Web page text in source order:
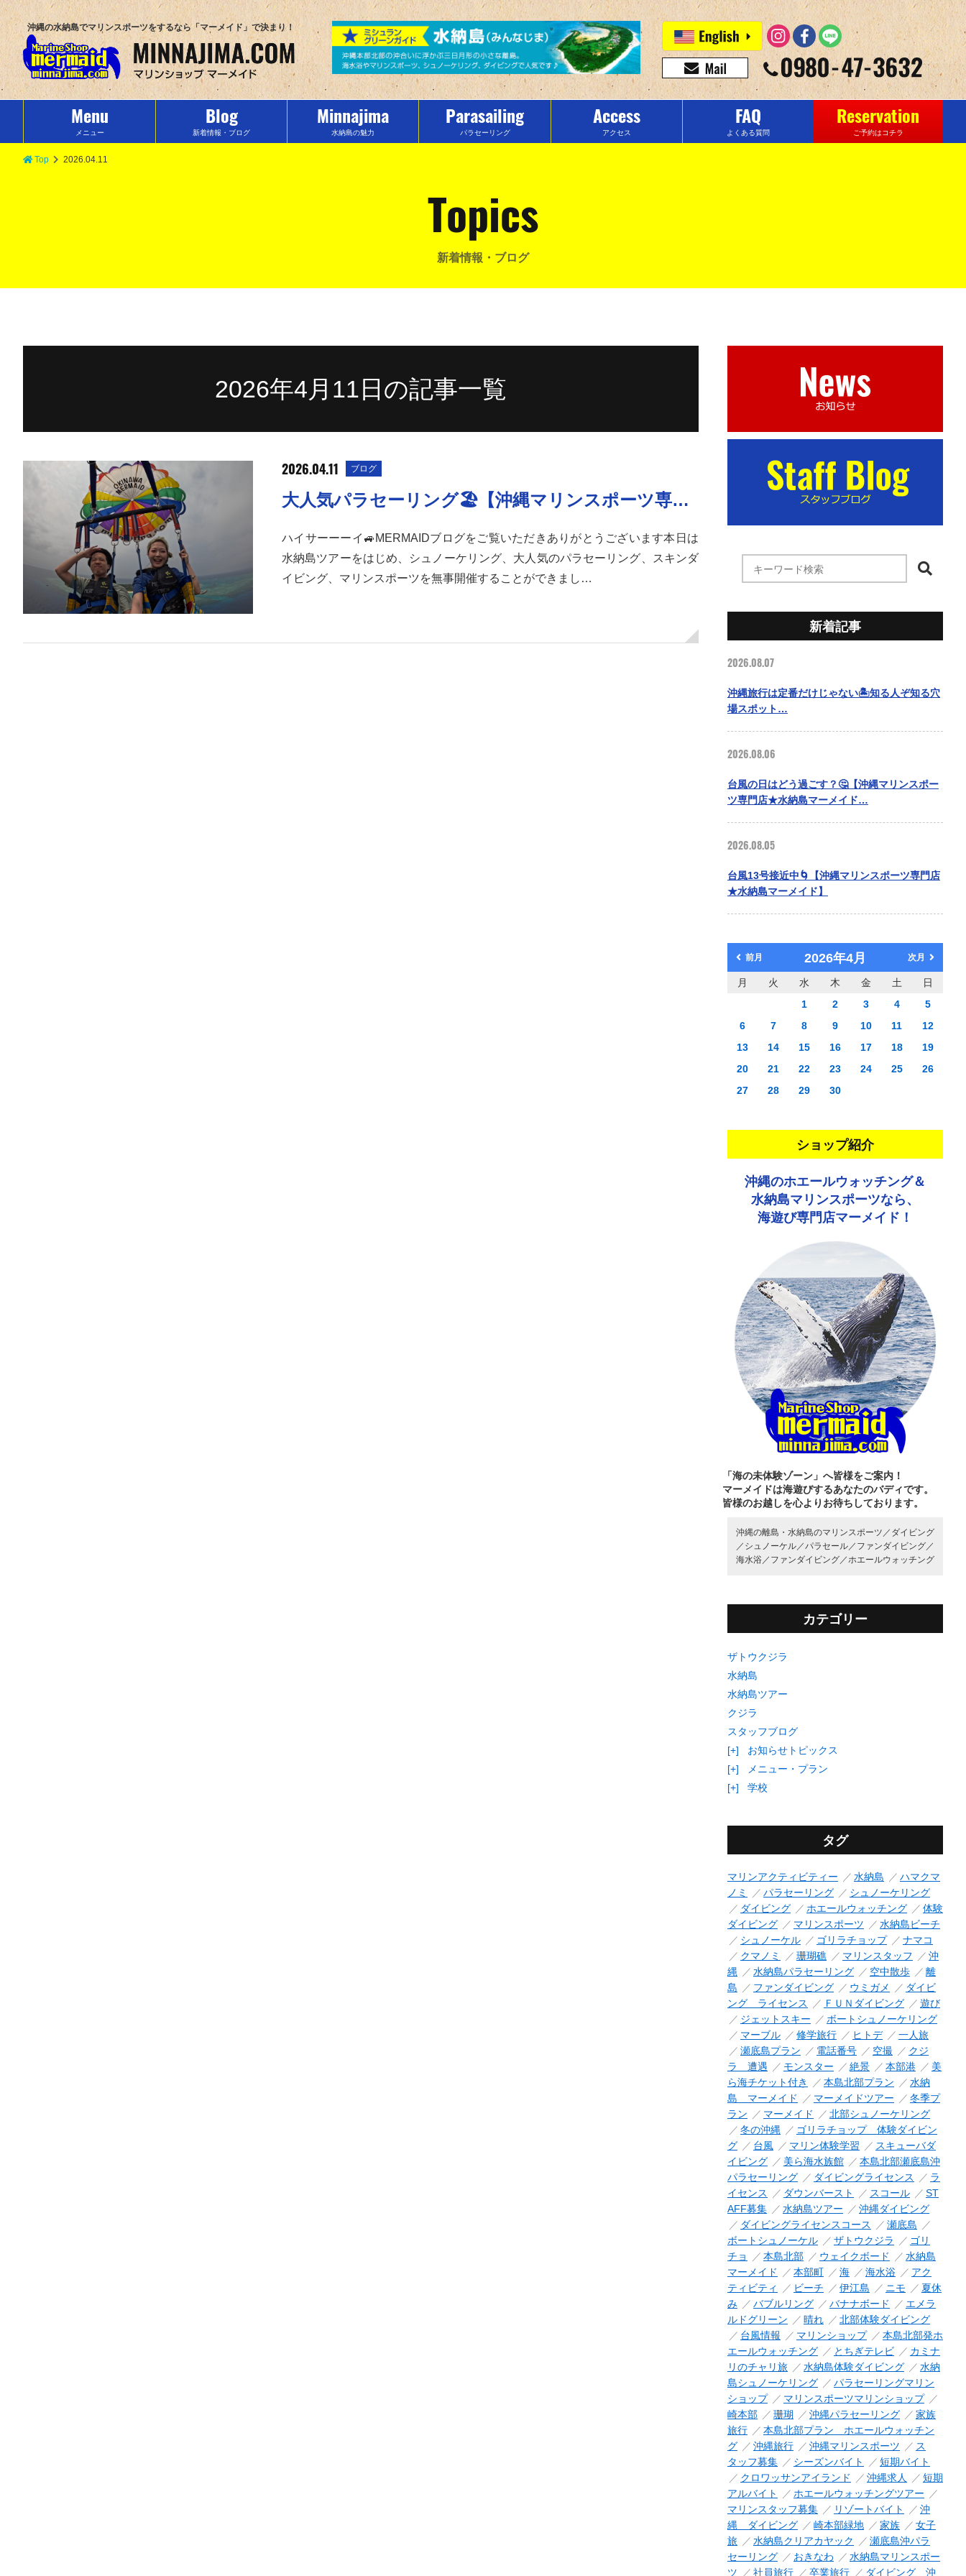
沖縄の水納島でマリンスポーツをするなら「マーメイド」で決まり！
Menu
メニュー
Blog
新着情報・ブログ
Minnajima
水納島の魅力
Parasailing
パラセーリング
Access
アクセス
FAQ
よくある質問
Reservation
ご予約はコチラ
Top 2026.04.11
Topics
新着情報・ブログ
2026年4月11日の記事一覧
2026.04.11 ブログ
大人気パラセーリング🏖️【沖縄マリンスポーツ専…
ハイサーーーイ🚙MERMAIDブログをご覧いただきありがとうございます本日は
水納島ツアーをはじめ、シュノーケリング、大人気のパラセーリング、スキンダ
イビング、マリンスポーツを無事開催することができまし…
新着記事
2026.08.07
沖縄旅行は定番だけじゃない🏝️知る人ぞ知る穴
場スポット…
2026.08.06
台風の日はどう過ごす？🤔【沖縄マリンスポー
ツ専門店★水納島マーメイド…
2026.08.05
台風13号接近中🌀【沖縄マリンスポーツ専門店
★水納島マーメイド】
前月 2026年4月 次月
月 火 水 木 金 土
日
1
2 3 4
5
6
7 8 9 10 11
12
13
14 15 16 17 18
19
20
21 22 23 24 25
26
27
28 29 30
ショップ紹介
沖縄のホエールウォッチング＆
水納島マリンスポーツなら、
海遊び専門店マーメイド！
「海の未体験ゾーン」へ皆様をご案内！
マーメイドは海遊びするあなたのバディです。
皆様のお越しを心よりお待ちしております。
沖縄の離島・水納島のマリンスポーツ／ ダイビング
／ シュノーケル／ パラセール／ ファンダイビング／
海水浴／ ファンダイビング／ ホエールウォッチング
カテゴリー
ザトウクジラ
水納島
水納島ツアー
クジラ
スタッフブログ
[+]
お知らせトピックス
[+]
メニュー・プラン
[+]
学校
タグ
マリンアクティビティー 水納島
ハマクマ
ノミ
パラセーリング
シュノーケリング
ダイビング
ホエールウォッチング
体験
ダイビング
マリンスポーツ
水納島ビーチ
シュノーケル
ゴリラチョップ
ナマコ
クマノミ
珊瑚礁 マリンスタッフ
沖
縄
水納島パラセーリング 空中散歩
離
島
ファンダイビング ウミガメ
ダイビ
ング ライセンス
ＦＵＮダイビング
遊び
ジェットスキー
ボートシュノーケリング
マーブル
修学旅行 ヒトデ
一人旅
瀬底島プラン
電話番号 空撮
クジ
ラ 遭遇
モンスター 絶景 本部港
美
ら海チケット付き
本島北部プラン
水納
島 マーメイド
マーメイドツアー
冬季プ
ラン
マーメイド
北部シュノーケリング
冬の沖縄
ゴリラチョップ 体験ダイビン
グ
台風 マリン体験学習
スキューバダ
イビング
美ら海水族館
本島北部瀬底島沖
パラセーリング
ダイビングライセンス
ラ
イセンス
ダウンバースト スコール
ST
AFF募集
水納島ツアー
沖縄ダイビング
ダイビングライセンスコース
瀬底島
ボートシュノーケル
ザトウクジラ
ゴリ
チョ
本島北部 ウェイクボード
水納島
マーメイド
本部町 海 海水浴
アク
ティビティ
ビーチ 伊江島 ニモ
夏休
み
バブルリング バナナボード
エメラ
ルドグリーン
晴れ
北部体験ダイビング
台風情報
マリンショップ
本島北部発ホ
エールウォッチング
とちぎテレビ
カミナ
リのチャリ旅
水納島体験ダイビング
水納
島シュノーケリング
パラセーリングマリン
ショップ
マリンスポーツマリンショップ
崎本部
珊瑚 沖縄パラセーリング
家族
旅行
本島北部プラン ホエールウォッチン
グ
沖縄旅行 沖縄マリンスポーツ
ス
タッフ募集
シーズンバイト
短期バイト
クロワッサンアイランド
沖縄求人
短期
アルバイト
ホエールウォッチングツアー
マリンスタッフ募集
リゾートバイト
沖
縄 ダイビング
崎本部緑地 家族
女子
旅
水納島クリアカヤック
瀬底島沖パラ
セーリング
おきなわ
水納島マリンスポー
ツ
社員旅行 卒業旅行 ダイビング 沖